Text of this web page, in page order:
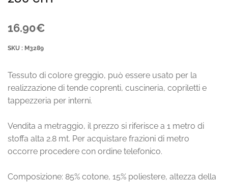
16.90€
SKU : M3289
Tessuto di colore greggio, può essere usato per la
realizzazione di tende coprenti, cuscineria, copriletti e
tappezzeria per interni.
Vendita a metraggio, il prezzo si riferisce a 1 metro di
stoffa alta 2.8 mt. Per acquistare frazioni di metro
occorre procedere con ordine telefonico.
Composizione: 85% cotone, 15% poliestere, altezza della